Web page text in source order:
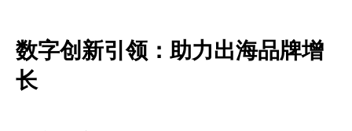
数字创新引领：助力出海品牌增
长